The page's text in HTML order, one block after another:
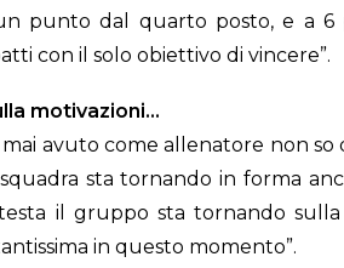
punto dal quarto posto, e a
con il solo obiettivo di vincere”.
motivazioni…
avuto come allenatore non
sta tornando in forma
il gruppo sta tornando sulla
in questo momento”.